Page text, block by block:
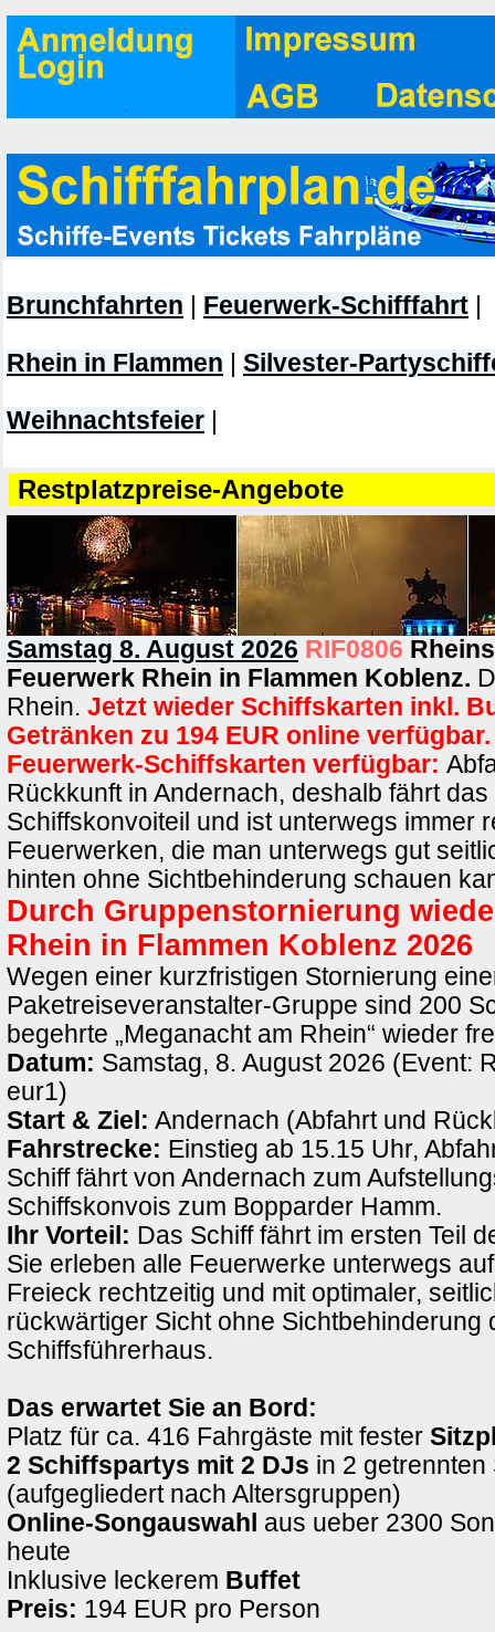
Brunchfahrten Feuerwerk-Schifffahrt
Rhein in Flammen Silvester-
Weihnachtsfeier
Restplatzpreise-Angebote
Samstag 8. August 2026 RIF0806
Feuerwerk Rhein in Flammen Koblenz.
Rhein. Jetzt wieder Schiffskarten inkl.
Getränken zu 194 EUR online verfügbar.
Feuerwerk-Schiffskarten verfügbar:
Rückkunft in Andernach, deshalb fährt
Schiffskonvoiteil und ist unterwegs immer
Feuerwerken, die man unterwegs gut
hinten ohne Sichtbehinderung schauen
Durch Gruppenstornierung
Rhein in Flammen Koblenz 2026
Wegen einer kurzfristigen Stornierung
Paketreiseveranstalter-Gruppe sind 200
begehrte „Meganacht am Rhein“ wieder
Datum: Samstag, 8. August 2026 (Event:
eur1)
Start & Ziel: Andernach (Abfahrt und
Fahrstrecke: Einstieg ab 15.15 Uhr,
Schiff fährt von Andernach zum
Schiffskonvois zum Bopparder Hamm.
Ihr Vorteil: Das Schiff fährt im ersten Teil
Sie erleben alle Feuerwerke unterwegs
Freieck rechtzeitig und mit optimaler,
rückwärtiger Sicht ohne Sichtbehinderung
Schiffsführerhaus.
Das erwartet Sie an Bord:
Platz für ca. 416 Fahrgäste mit fester
2 Schiffspartys mit 2 DJs in 2 getrennten
(aufgegliedert nach Altersgruppen)
Online-Songauswahl aus ueber 2300
heute
Inklusive leckerem Buffet
Preis: 194 EUR pro Person